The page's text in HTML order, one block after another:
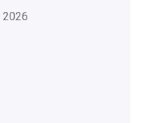
2026